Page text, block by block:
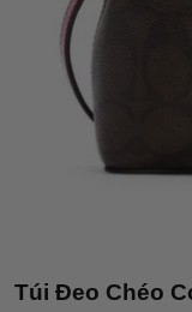
Túi Đeo Chéo